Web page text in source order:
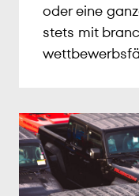
oder eine
stets mit